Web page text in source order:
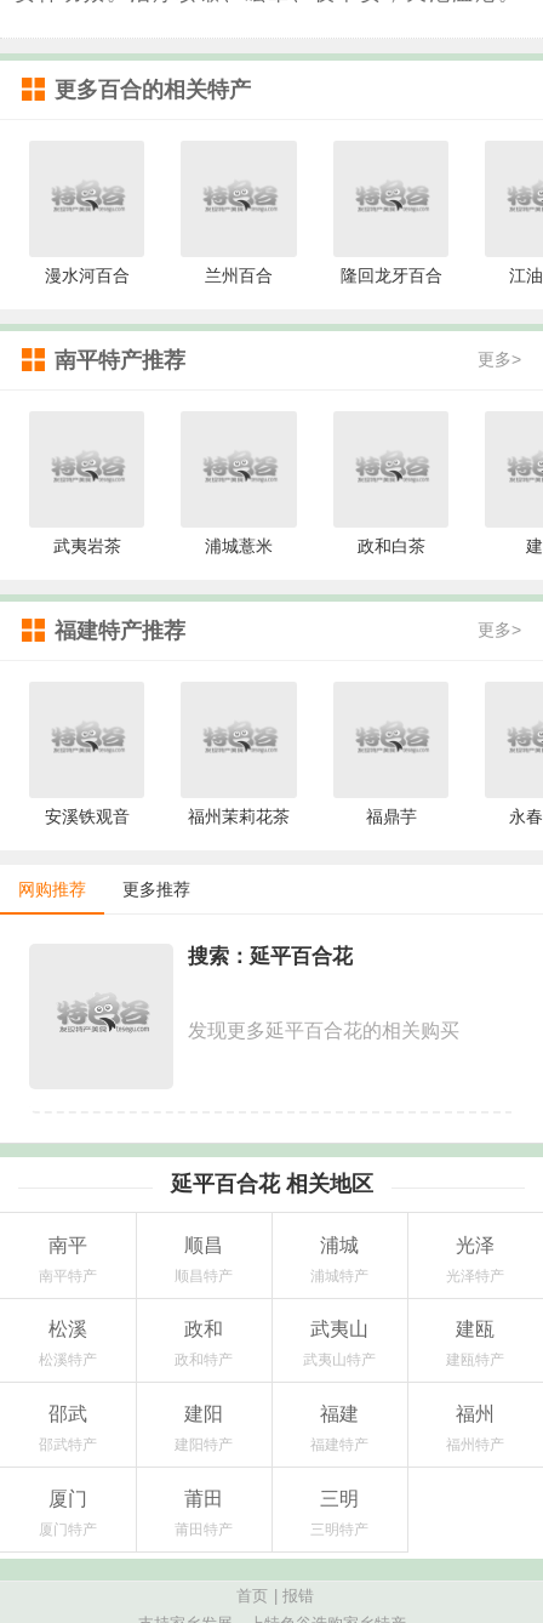
更多百合的相关特产
漫水河百合 兰州百合 隆回龙牙百合 江
南平特产推荐 更多>
武夷岩茶 浦城薏米 政和白茶
福建特产推荐 更多>
安溪铁观音 福州茉莉花茶 福鼎芋 永
网购推荐 更多推荐
搜索：延平百合花
发现更多延平百合花的相关购买
延平百合花 相关地区
南平
南平特产
顺昌
顺昌特产
浦城
浦城特产
光泽
光泽特产
松溪
松溪特产
政和
政和特产
武夷山
武夷山特产
建瓯
建瓯特产
邵武
邵武特产
建阳
建阳特产
福建
福建特产
福州
福州特产
厦门
厦门特产
莆田
莆田特产
三明
三明特产
首页
报错